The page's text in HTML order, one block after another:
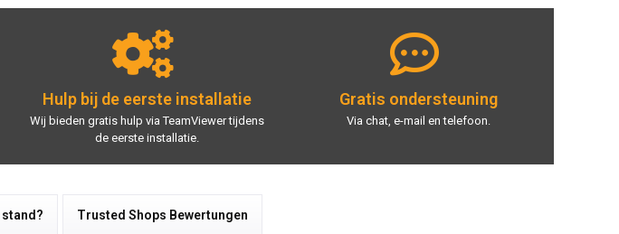
Hulp bij de eerste installatie
Wij bieden gratis hulp via TeamViewer tijdens
de eerste installatie.
Gratis ondersteuning
Via chat, e-mail en telefoon.
Trusted Shops Bewertungen